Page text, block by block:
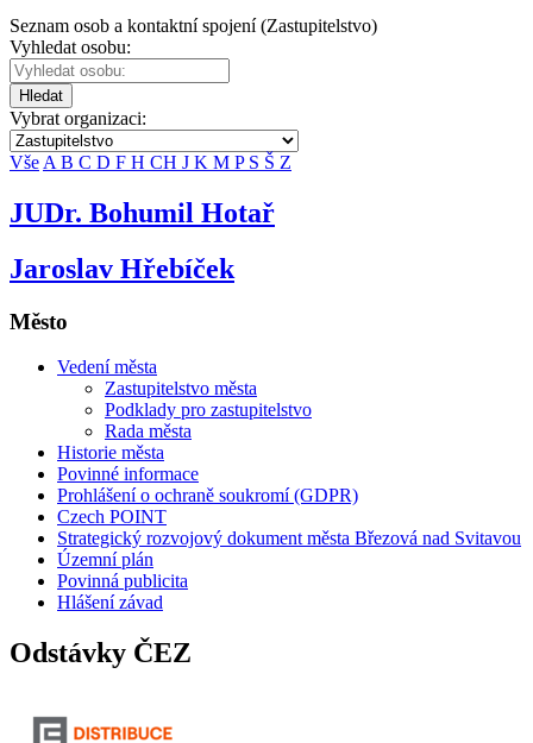
Seznam osob a kontaktní spojení (Zastupitelstvo)
Vyhledat osobu:
Hledat
Vybrat organizaci:
Vše A B C D F H CH J K M P S Š Z
JUDr. Bohumil Hotař
Jaroslav Hřebíček
Město
Vedení města
Zastupitelstvo města
Podklady pro zastupitelstvo
Rada města
Historie města
Povinné informace
Prohlášení o ochraně soukromí (GDPR)
Czech POINT
Strategický rozvojový dokument města Březová nad Svitavou
Územní plán
Povinná publicita
Hlášení závad
Odstávky ČEZ